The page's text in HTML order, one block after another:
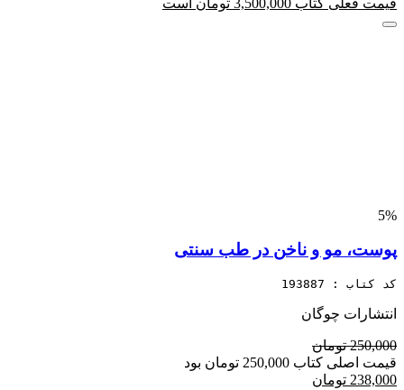
5%
پوست، مو و ناخن در طب سنتی
کد کتاب : 193887
انتشارات چوگان
250,000 تومان
قیمت اصلی کتاب 250,000 تومان بود
238,000 تومان